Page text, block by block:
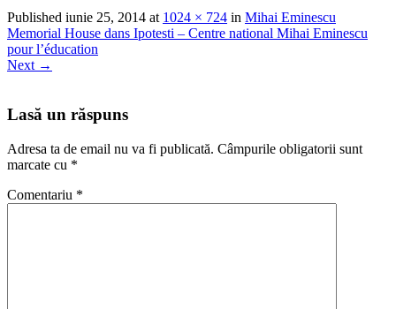
Published iunie 25, 2014 at 1024 × 724 in Mihai Eminescu
Memorial House dans Ipotesti – Centre national Mihai Eminescu
pour l’éducation
Next →
Lasă un răspuns
Adresa ta de email nu va fi publicată. Câmpurile obligatorii sunt
marcate cu *
Comentariu *